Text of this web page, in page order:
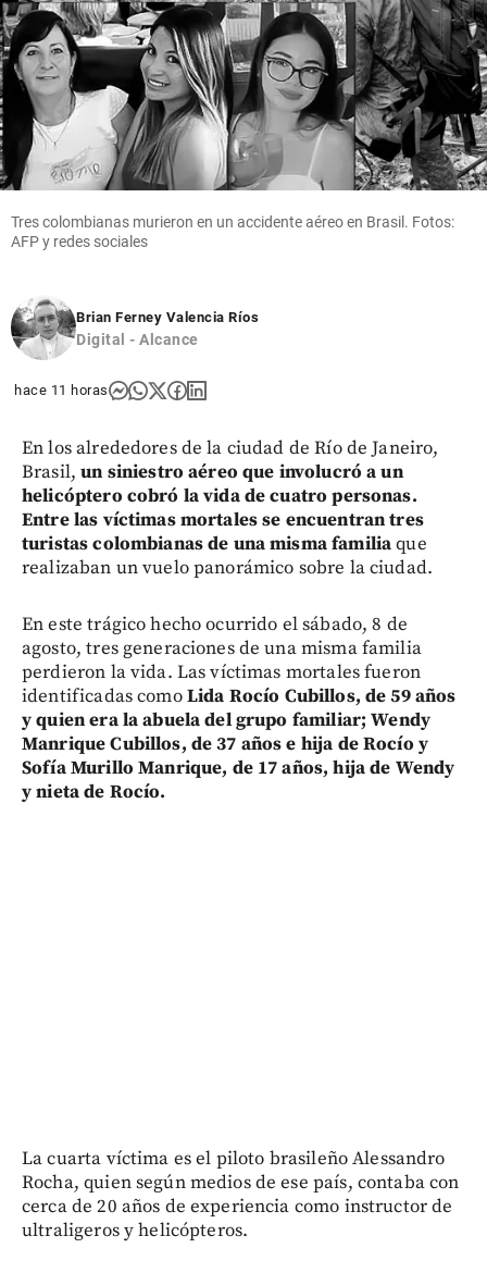
Tres colombianas murieron en un accidente aéreo en Brasil. Fotos:
AFP y redes sociales
Brian Ferney Valencia Ríos
Digital - Alcance
hace 11 horas
En los alrededores de la ciudad de Río de Janeiro,
Brasil,un siniestro aéreo que involucró a un
helicóptero cobró la vida de cuatro personas.
Entre las víctimas mortales se encuentran tres
turistas colombianas de una misma familiaque
realizaban un vuelo panorámico sobre la ciudad.
En este trágico hecho ocurrido el sábado, 8 de
agosto, tres generaciones de una misma familia
perdieron la vida. Las víctimas mortales fueron
identificadas comoLida Rocío Cubillos, de 59 años
y quien era la abuela del grupo familiar; Wendy
Manrique Cubillos, de 37 años e hija de Rocío y
Sofía Murillo Manrique, de 17 años, hija de Wendy
y nieta de Rocío.
La cuarta víctima es el piloto brasileño Alessandro
Rocha, quien según medios de ese país, contaba con
cerca de 20 años de experiencia como instructor de
ultraligeros y helicópteros.